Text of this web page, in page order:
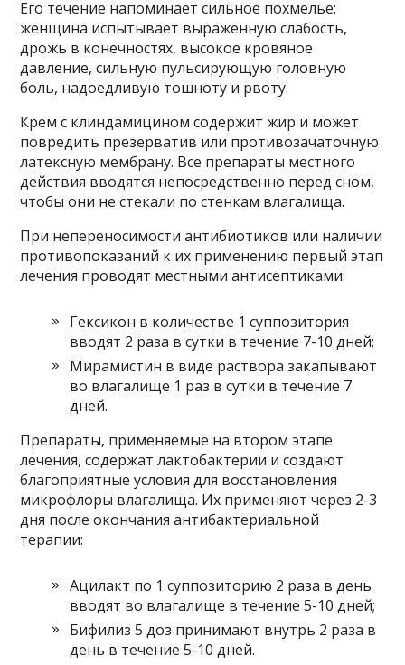
Его течение напоминает сильное похмелье:
женщина испытывает выраженную слабость,
дрожь в конечностях, высокое кровяное
давление, сильную пульсирующую головную
боль, надоедливую тошноту и рвоту.
Крем с клиндамицином содержит жир и может
повредить презерватив или противозачаточную
латексную мембрану. Все препараты местного
действия вводятся непосредственно перед сном,
чтобы они не стекали по стенкам влагалища.
При непереносимости антибиотиков или наличии
противопоказаний к их применению первый этап
лечения проводят местными антисептиками:
Гексикон в количестве 1 суппозитория
вводят 2 раза в сутки в течение 7-10 дней;
Мирамистин в виде раствора закапывают
во влагалище 1 раз в сутки в течение 7
дней.
Препараты, применяемые на втором этапе
лечения, содержат лактобактерии и создают
благоприятные условия для восстановления
микрофлоры влагалища. Их применяют через 2-3
дня после окончания антибактериальной
терапии:
Ацилакт по 1 суппозиторию 2 раза в день
вводят во влагалище в течение 5-10 дней;
Бифилиз 5 доз принимают внутрь 2 раза в
день в течение 5-10 дней.